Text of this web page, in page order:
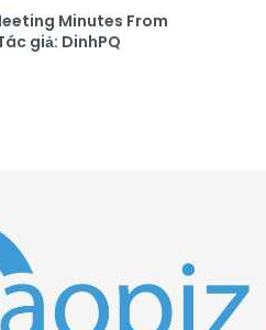
Minutes From
giả: DinhPQ